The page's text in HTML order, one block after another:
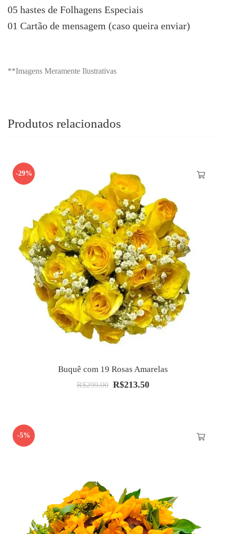
05 hastes de Folhagens Especiais
01 Cartão de mensagem (caso queira enviar)
**Imagens Meramente Ilustrativas
Produtos relacionados
-29%
Buquê com 19 Rosas Amarelas
R$299.00 O
R$213.50O
-5%